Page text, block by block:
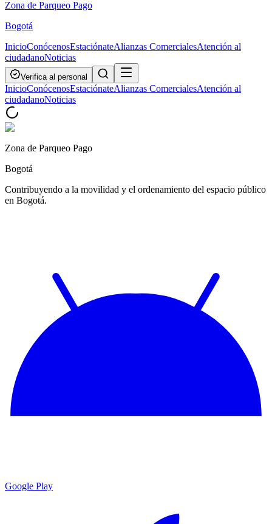
Zona de Parqueo Pago
Bogotá
InicioConócenosEstaciónateAlianzas ComercialesAtención al
ciudadanoNoticias
Verifica al personal
InicioConócenosEstaciónateAlianzas ComercialesAtención al
ciudadanoNoticias
Zona de Parqueo Pago
Bogotá
Contribuyendo a la movilidad y el ordenamiento del espacio público
en Bogotá.
Google Play